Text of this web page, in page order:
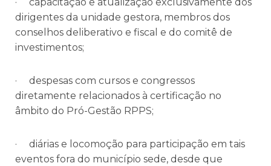
dirigentes da unidade gestora, membros dos
conselhos deliberativo e fiscal e do comitê de
investimentos;
· despesas com cursos e congressos
diretamente relacionados à certificação no
âmbito do Pró-Gestão RPPS;
· diárias e locomoção para participação em tais
eventos fora do município sede, desde que